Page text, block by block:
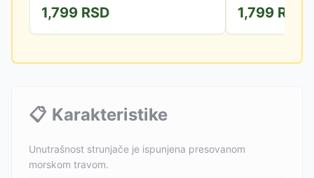
1,799 RSD
bi se povećao
1,799 RSD
📋 Karakteristike
Unutrašnost strunjače je ispunjena presovanom
morskom travom.